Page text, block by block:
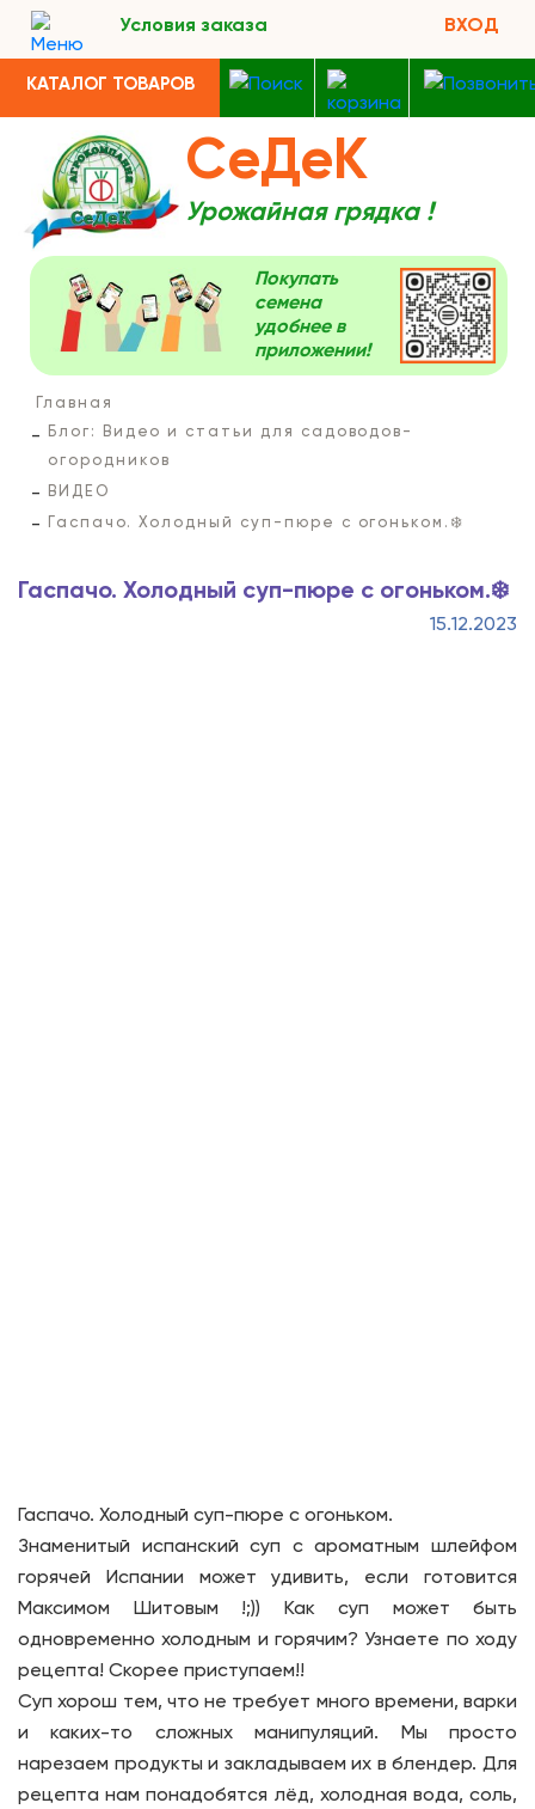
Условия заказа ВХОД
КАТАЛОГ ТОВАРОВ
СеДеК
Урожайная грядка !
Покупать
семена
удобнее в
приложении!
Главная
Блог: Видео и статьи для садоводов-
огородников
ВИДЕО
Гаспачо. Холодный суп-пюре с огоньком.❄️
Гаспачо. Холодный суп-пюре с огоньком.❄️
15.12.2023
Гаспачо. Холодный суп-пюре с огоньком.
Знаменитый испанский суп с ароматным шлейфом
горячей Испании может удивить, если готовится
Максимом Шитовым !;)) Как суп может быть
одновременно холодным и горячим? Узнаете по ходу
рецепта! Скорее приступаем!!
Суп хорош тем, что не требует много времени, варки
и каких-то сложных манипуляций. Мы просто
нарезаем продукты и закладываем их в блендер. Для
рецепта нам понадобятся лёд, холодная вода, соль,